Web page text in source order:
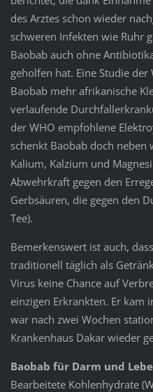
des Arztes schon wieder
schweren Infekten wie Ruhr
Baobab auch ohne
geholfen hat. Eine Studie der
Baobab mehr afrikanische
verlaufende
der WHO empfohlene
schenkt Baobab doch
Kalium, Kalzium und
Abwehrkraft gegen den
Gerbsäuren, die gegen den
Tee).
Bemerkenswert ist auch,
traditionell täglich als
Virus keine Chance auf
einzigen Erkrankten. Er kam
war nach zwei Wochen
Krankenhaus Dakar wieder
Baobab für Darm und
Bearbeitete Kohlenhydrate